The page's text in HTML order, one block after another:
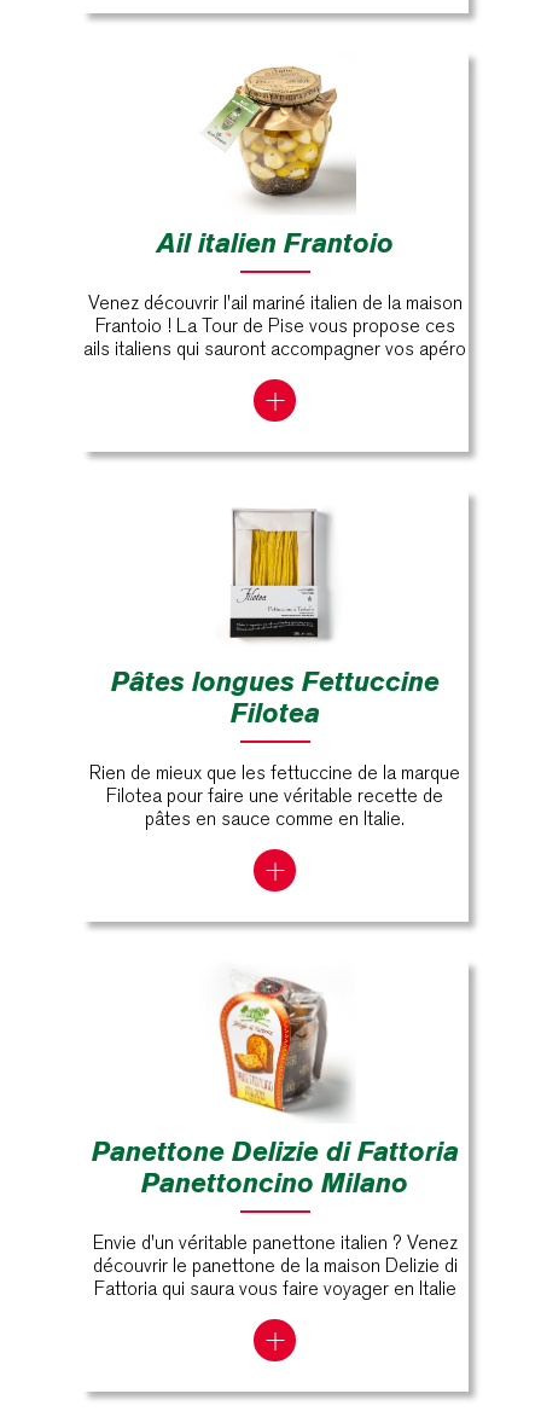
Ail italien Frantoio
Venez découvrir l'ail mariné italien de la maison
Frantoio ! La Tour de Pise vous propose ces
ails italiens qui sauront accompagner vos apéro
Pâtes longues Fettuccine
Filotea
Rien de mieux que les fettuccine de la marque
Filotea pour faire une véritable recette de
pâtes en sauce comme en Italie.
Panettone Delizie di Fattoria
Panettoncino Milano
Envie d'un véritable panettone italien ? Venez
découvrir le panettone de la maison Delizie di
Fattoria qui saura vous faire voyager en Italie